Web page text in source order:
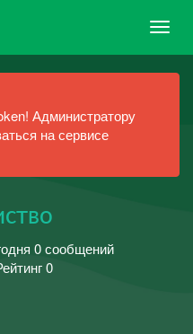
Администратору
на сервисе
0 сообщений
0